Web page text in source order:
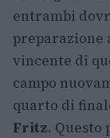
entrambi
preparazione
vincente di
campo
quarto di
Fritz. Questo